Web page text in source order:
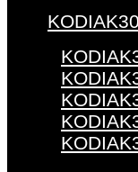
KODIAK30